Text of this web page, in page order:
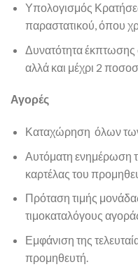
Υπολογισμός
παραστατικού, όπου
Δυνατότητα έκπτωσης
αλλά και μέχρι 2
Αγορές
Καταχώρηση όλων
Αυτόματη ενημέρωση
καρτέλας του
Πρόταση τιμής
τιμοκαταλόγους
Εμφάνιση της
προμηθευτή.